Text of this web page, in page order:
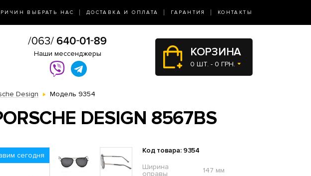
ВЫБРАТЬ НАС ДОСТАВКА И ОПЛАТА ГАРАНТИЯ КОНТАКТЫ
Наши мессенджеры КОРЗИНА
0 ШТ. - 0 ГРН.
Design Модель 9354
DESIGN 8567BS
сегодня
Код товара: 9354
Ширина
оправы
147 мм